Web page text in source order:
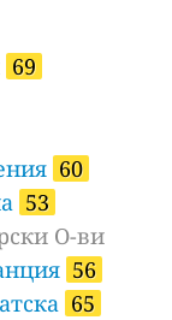
69
60
53
О-ви
56
65